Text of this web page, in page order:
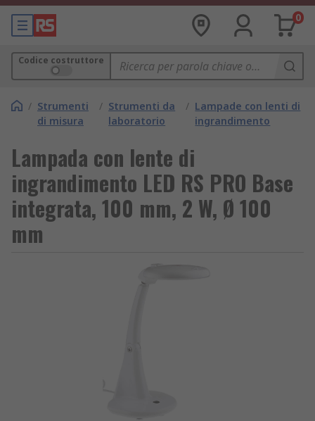
0
Codice costruttore
/ Strumenti
di misura
/ Strumenti da
laboratorio
/ Lampade con lenti di
ingrandimento
Lampada con lente di
ingrandimento LED RS PRO Base
integrata, 100 mm, 2 W, Ø 100
mm